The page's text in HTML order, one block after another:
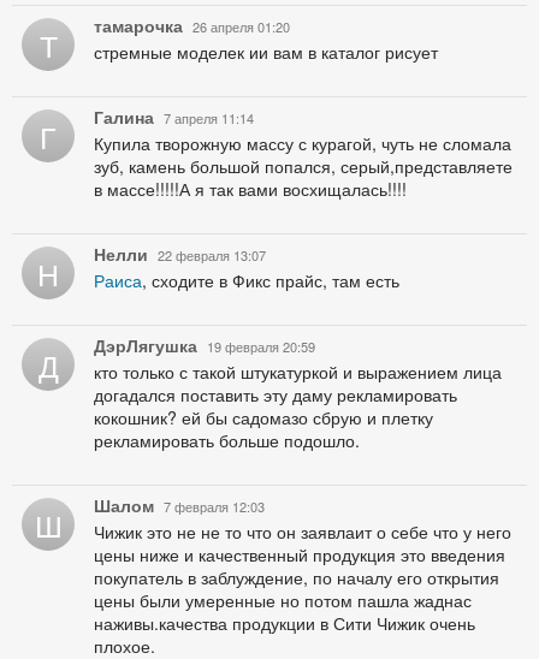
Т тамарочка 26 апреля 01:20
стремные моделек ии вам в каталог рисует
Г Галина 7 апреля 11:14
Купила творожную массу с курагой, чуть не сломала
зуб, камень большой попался, серый,представляете
в массе!!!!!А я так вами восхищалась!!!!
Н Нелли 22 февраля 13:07
Раиса, сходите в Фикс прайс, там есть
Д ДэрЛягушка 19 февраля 20:59
кто только с такой штукатуркой и выражением лица
догадался поставить эту даму рекламировать
кокошник? ей бы садомазо сбрую и плетку
рекламировать больше подошло.
Ш Шалом 7 февраля 12:03
Чижик это не не то что он заявлаит о себе что у него
цены ниже и качественный продукция это введения
покупатель в заблуждение, по началу его открытия
цены были умеренные но потом пашла жаднас
наживы.качества продукции в Сити Чижик очень
плохое.